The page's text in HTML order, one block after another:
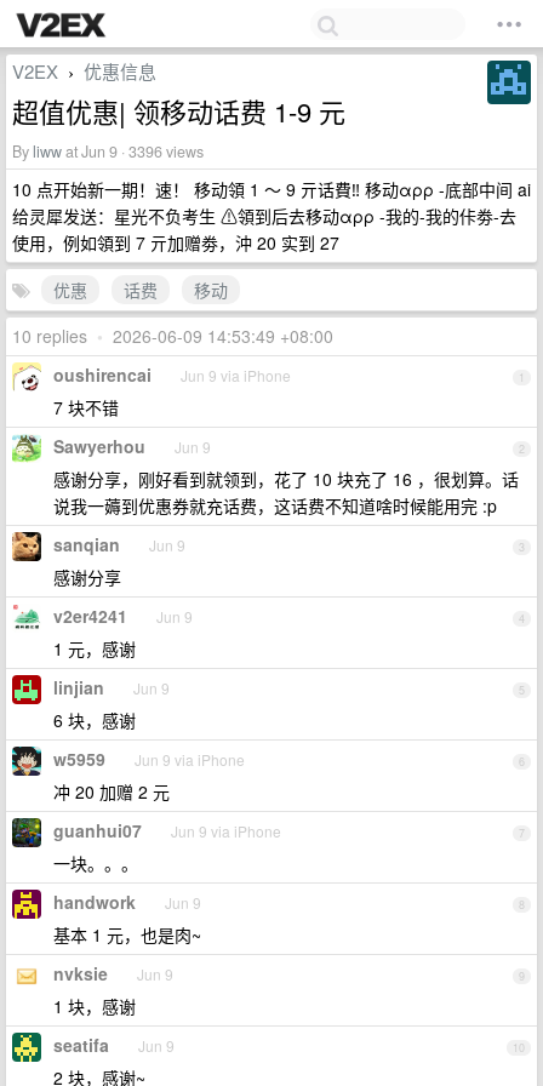
V2EX › 优惠信息
超值优惠| 领移动话费 1-9 元
By liwwat Jun 9 · 3396 views
10 点开始新一期！速！ 移动領 1 ～ 9 亓话費‼️ 移动αρρ -底部中间 ai
给灵犀发送：星光不负考生 ⚠領到后去移动αρρ -我的-我的佧劵-去
使用，例如領到 7 亓加赠劵，沖 20 实到 27
优惠
话费
移动
10 replies • 2026-06-09 14:53:49 +08:00
1
oushirencai Jun 9 via iPhone
7 块不错
2
Sawyerhou Jun 9
感谢分享，刚好看到就领到，花了 10 块充了 16 ，很划算。话
说我一薅到优惠券就充话费，这话费不知道啥时候能用完 :p
3
sanqian Jun 9
感谢分享
4
v2er4241 Jun 9
1 元，感谢
5
linjian Jun 9
6 块，感谢
6
w5959 Jun 9 via iPhone
冲 20 加赠 2 元
7
guanhui07 Jun 9 via iPhone
一块。。。
8
handwork Jun 9
基本 1 元，也是肉~
9
nvksie Jun 9
1 块，感谢
10
seatifa Jun 9
2 块，感谢~